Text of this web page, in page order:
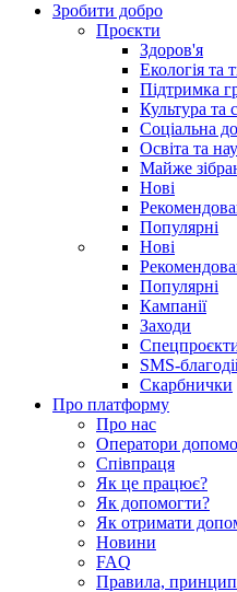
Зробити добро
Проєкти
Здоров'я
Екологія та
Підтримка
Культура та
Соціальна
Освіта та
Майже
Нові
Популярні
Нові
Популярні
Кампанії
Заходи
SMS-
Скарбнички
Про платформу
Про нас
Оператори
Співпраця
Як це працює?
Як допомогти?
Як отримати
Новини
FAQ
Правила,